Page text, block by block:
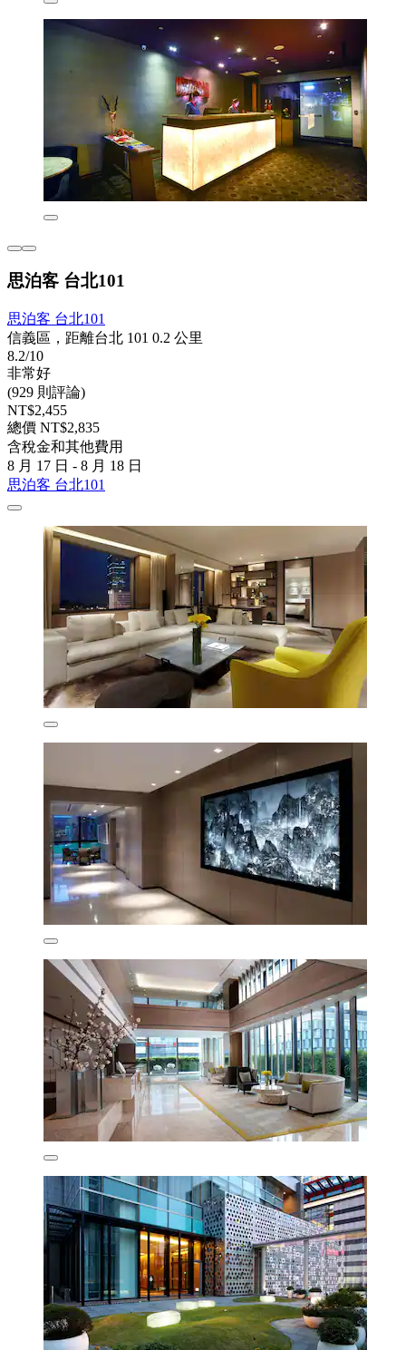
思泊客 台北101
思泊客 台北101
信義區，距離台北 101 0.2 公里
8.2/10
非常好
(929 則評論)
NT$2,455
總價 NT$2,835
含稅金和其他費用
8 月 17 日 - 8 月 18 日
思泊客 台北101